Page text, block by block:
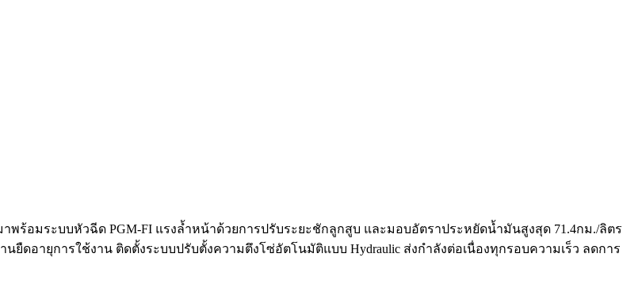
มาพร้อมระบบหัวฉีด PGM-FI แรงล้ำหน้าด้วยการปรับระยะชักลูกสูบ และมอบอัตราประหยัดน้ำมันสูงสุด 71.4กม./ลิตร
ยืดอายุการใช้งาน ติดตั้งระบบปรับตั้งความตึงโซ่อัตโนมัติแบบ Hydraulic ส่งกำลังต่อเนื่องทุกรอบความเร็ว ลดการ